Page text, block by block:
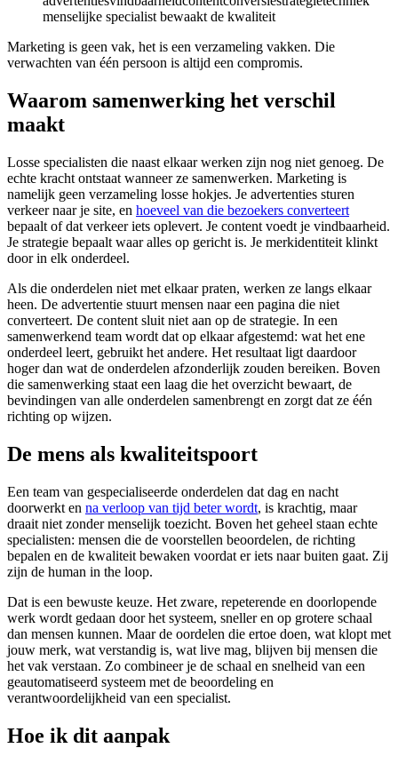
menselijke specialist bewaakt de kwaliteit
Marketing is geen vak, het is een verzameling vakken. Die
verwachten van één persoon is altijd een compromis.
Waarom samenwerking het verschil
maakt
Losse specialisten die naast elkaar werken zijn nog niet genoeg. De
echte kracht ontstaat wanneer ze samenwerken. Marketing is
namelijk geen verzameling losse hokjes. Je advertenties sturen
verkeer naar je site, en hoeveel van die bezoekers converteert
bepaalt of dat verkeer iets oplevert. Je content voedt je vindbaarheid.
Je strategie bepaalt waar alles op gericht is. Je merkidentiteit klinkt
door in elk onderdeel.
Als die onderdelen niet met elkaar praten, werken ze langs elkaar
heen. De advertentie stuurt mensen naar een pagina die niet
converteert. De content sluit niet aan op de strategie. In een
samenwerkend team wordt dat op elkaar afgestemd: wat het ene
onderdeel leert, gebruikt het andere. Het resultaat ligt daardoor
hoger dan wat de onderdelen afzonderlijk zouden bereiken. Boven
die samenwerking staat een laag die het overzicht bewaart, de
bevindingen van alle onderdelen samenbrengt en zorgt dat ze één
richting op wijzen.
De mens als kwaliteitspoort
Een team van gespecialiseerde onderdelen dat dag en nacht
doorwerkt en na verloop van tijd beter wordt, is krachtig, maar
draait niet zonder menselijk toezicht. Boven het geheel staan echte
specialisten: mensen die de voorstellen beoordelen, de richting
bepalen en de kwaliteit bewaken voordat er iets naar buiten gaat. Zij
zijn de human in the loop.
Dat is een bewuste keuze. Het zware, repeterende en doorlopende
werk wordt gedaan door het systeem, sneller en op grotere schaal
dan mensen kunnen. Maar de oordelen die ertoe doen, wat klopt met
jouw merk, wat verstandig is, wat live mag, blijven bij mensen die
het vak verstaan. Zo combineer je de schaal en snelheid van een
geautomatiseerd systeem met de beoordeling en
verantwoordelijkheid van een specialist.
Hoe ik dit aanpak